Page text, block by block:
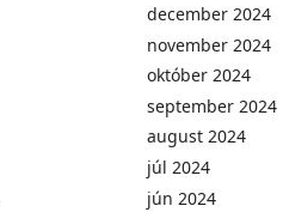
december 2024
november 2024
október 2024
september 2024
august 2024
júl 2024
jún 2024